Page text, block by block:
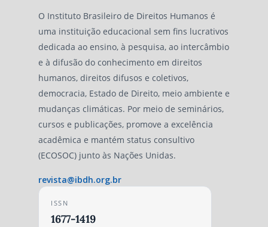
O Instituto Brasileiro de Direitos Humanos é
uma instituição educacional sem fins lucrativos
dedicada ao ensino, à pesquisa, ao intercâmbio
e à difusão do conhecimento em direitos
humanos, direitos difusos e coletivos,
democracia, Estado de Direito, meio ambiente e
mudanças climáticas. Por meio de seminários,
cursos e publicações, promove a excelência
acadêmica e mantém status consultivo
(ECOSOC) junto às Nações Unidas.
revista@ibdh.org.br
ISSN
1677-1419